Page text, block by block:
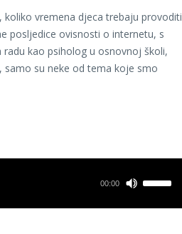
vremena djeca trebaju provoditi
posljedice ovisnosti o internetu, s
kao psiholog u osnovnoj školi,
su neke od tema koje smo
00:00